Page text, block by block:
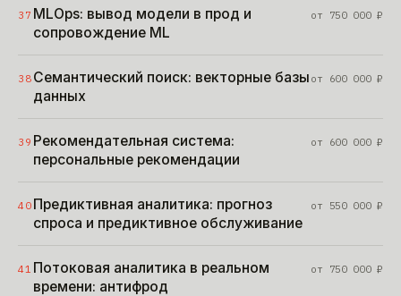
37 MLOps: вывод модели в прод и
сопровождение ML
от 750 000₽
38 Семантический поиск: векторные базы
данных
от 600 000₽
39 Рекомендательная система:
персональные рекомендации
от 600 000₽
40 Предиктивная аналитика: прогноз
спроса и предиктивное обслуживание
от 550 000₽
41 Потоковая аналитика в реальном
времени: антифрод
от 750 000₽